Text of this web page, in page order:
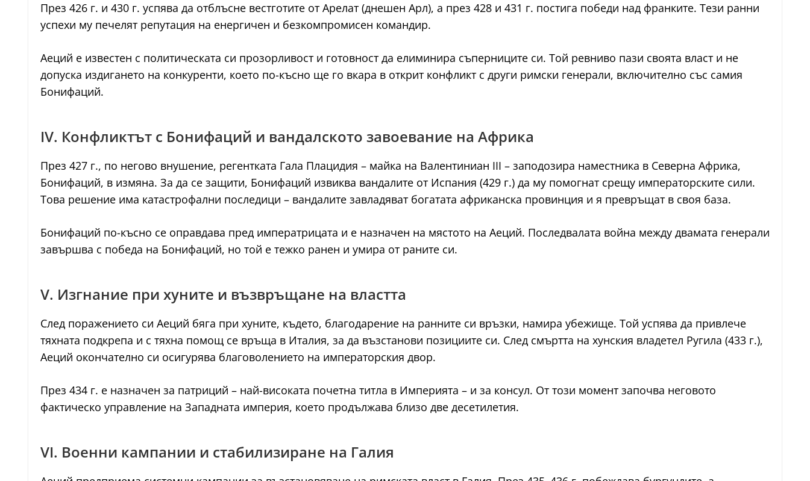
През 426 г. и 430 г. успява да отблъсне вестготите от Арелат (днешен Арл), а през 428 и 431 г. постига победи над франките. Тези ранни
успехи му печелят репутация на енергичен и безкомпромисен командир.
Аеций е известен с политическата си прозорливост и готовност да елиминира съперниците си. Той ревниво пази своята власт и не
допуска издигането на конкуренти, което по-късно ще го вкара в открит конфликт с други римски генерали, включително със самия
Бонифаций.
IV. Конфликтът с Бонифаций и вандалското завоевание на Африка
През 427 г., по негово внушение, регентката Гала Плацидия – майка на Валентиниан III – заподозира наместника в Северна Африка,
Бонифаций, в измяна. За да се защити, Бонифаций извиква вандалите от Испания (429 г.) да му помогнат срещу императорските сили.
Това решение има катастрофални последици – вандалите завладяват богатата африканска провинция и я превръщат в своя база.
Бонифаций по-късно се оправдава пред императрицата и е назначен на мястото на Аеций. Последвалата война между двамата генерали
завършва с победа на Бонифаций, но той е тежко ранен и умира от раните си.
V. Изгнание при хуните и възвръщане на властта
След поражението си Аеций бяга при хуните, където, благодарение на ранните си връзки, намира убежище. Той успява да привлече
тяхната подкрепа и с тяхна помощ се връща в Италия, за да възстанови позициите си. След смъртта на хунския владетел Ругила (433 г.),
Аеций окончателно си осигурява благоволението на императорския двор.
През 434 г. е назначен за патриций – най-високата почетна титла в Империята – и за консул. От този момент започва неговото
фактическо управление на Западната империя, което продължава близо две десетилетия.
VI. Военни кампании и стабилизиране на Галия